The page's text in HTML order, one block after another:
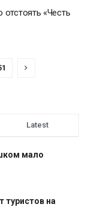
«Честь
Latest
мало
туристов на